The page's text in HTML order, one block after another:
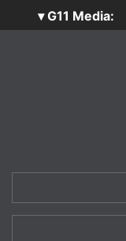
▾ G11 Media:
SecurityOpenLab